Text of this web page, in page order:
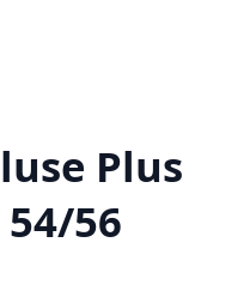
Plus
54/56